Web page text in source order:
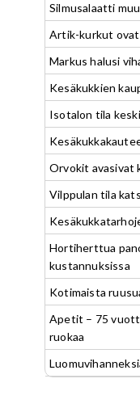
Silmusalaatti
Artik-kurkut ovat
Markus halusi
Kesäkukkien
Isotalon tila
Orvokit avasivat
Vilppulan tila
Hortiherttua
kustannuksissa
Kotimaista
Apetit – 75
ruokaa